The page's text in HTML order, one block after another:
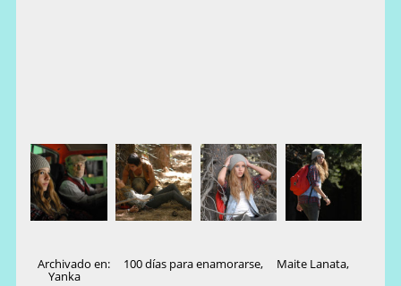
Archivado en: 100 días para enamorarse, Maite Lanata,
Yanka